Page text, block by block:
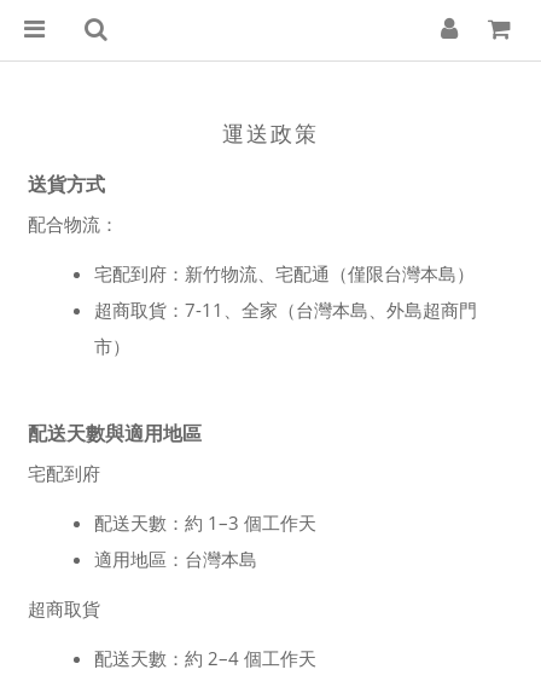
運送政策
送貨方式
配合物流：
宅配到府：新竹物流、宅配通（僅限台灣本島）
超商取貨：7-11、全家（台灣本島、外島超商門
市）
配送天數與適用地區
宅配到府
配送天數：約 1–3 個工作天
適用地區：台灣本島
超商取貨
配送天數：約 2–4 個工作天